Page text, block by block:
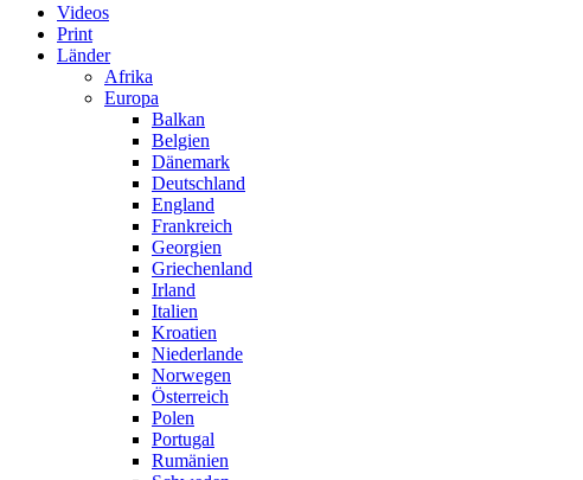
Videos
Print
Länder
Afrika
Europa
Balkan
Belgien
Dänemark
Deutschland
England
Frankreich
Georgien
Griechenland
Irland
Italien
Kroatien
Niederlande
Norwegen
Österreich
Polen
Portugal
Rumänien